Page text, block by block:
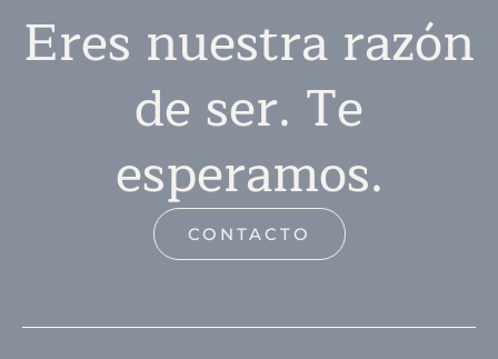
Eres nuestra razón
de ser. Te
esperamos.
CONTACTO